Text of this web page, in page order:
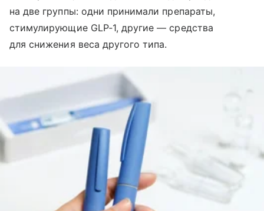
на две группы: одни принимали препараты,
стимулирующие GLP‑1, другие — средства
для снижения веса другого типа.